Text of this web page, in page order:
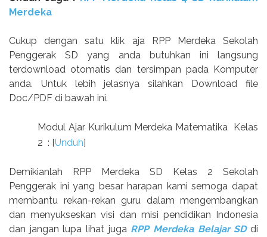
Merdeka
Cukup dengan satu klik aja RPP Merdeka Sekolah
Penggerak SD yang anda butuhkan ini langsung
terdownload otomatis dan tersimpan pada Komputer
anda. Untuk lebih jelasnya silahkan Download file
Doc/PDF di bawah ini.
Modul Ajar Kurikulum Merdeka Matematika Kelas
2 : [Unduh]
Demikianlah RPP Merdeka SD Kelas 2 Sekolah
Penggerak ini yang besar harapan kami semoga dapat
membantu rekan-rekan guru dalam mengembangkan
dan menyukseskan visi dan misi pendidikan Indonesia
dan jangan lupa lihat juga RPP Merdeka Belajar SD di